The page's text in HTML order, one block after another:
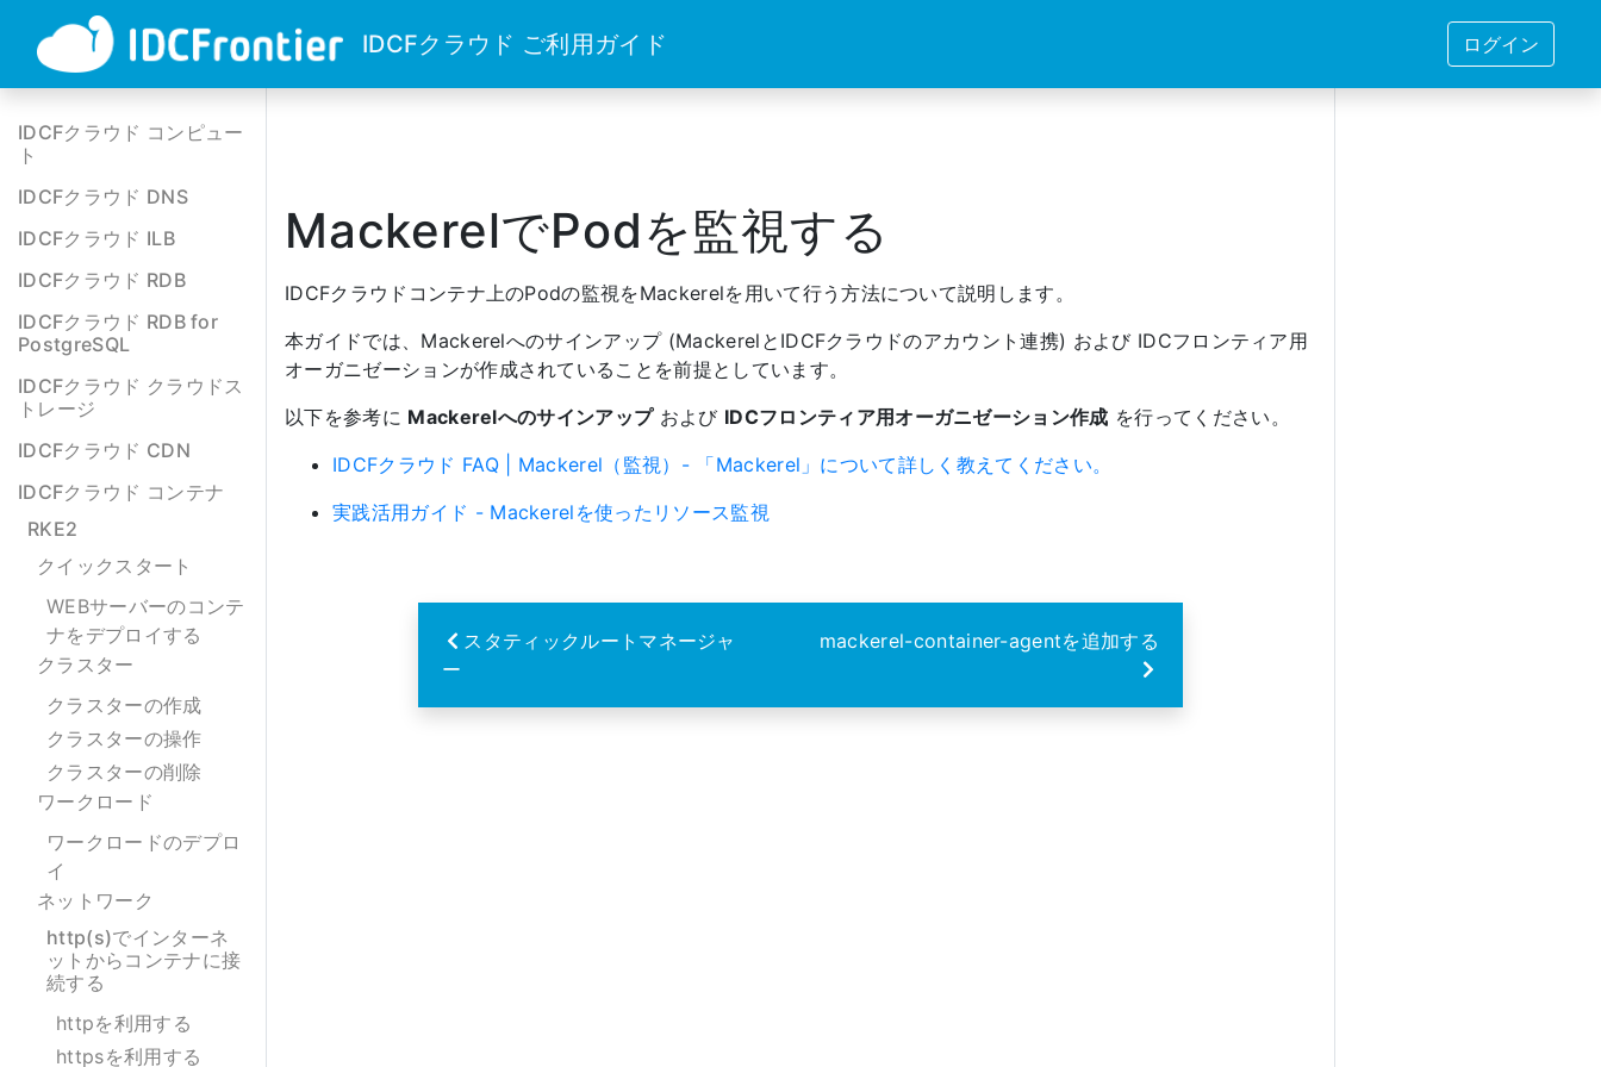
IDCFクラウド ご利用ガイド ログイン
IDCFクラウド コンピュー
ト
IDCFクラウド DNS
IDCFクラウド ILB
IDCFクラウド RDB
IDCFクラウド RDB for
PostgreSQL
IDCFクラウド クラウドス
トレージ
IDCFクラウド CDN
IDCFクラウド コンテナ
RKE2
クイックスタート
WEBサーバーのコンテ
ナをデプロイする
クラスター
クラスターの作成
クラスターの操作
クラスターの削除
ワークロード
ワークロードのデプロ
イ
ネットワーク
http(s)でインターネ
ットからコンテナに接
続する
httpを利用する
httpsを利用する
MackerelでPodを監視する
IDCFクラウドコンテナ上のPodの監視をMackerelを用いて行う方法について説明します。
本ガイドでは、Mackerelへのサインアップ (MackerelとIDCFクラウドのアカウント連携) および IDCフロンティア用
オーガニゼーションが作成されていることを前提としています。
以下を参考に Mackerelへのサインアップおよび IDCフロンティア用オーガニゼーション作成 を行ってください。
IDCFクラウド FAQ | Mackerel（監視）- 「Mackerel」について詳しく教えてください。
実践活用ガイド - Mackerelを使ったリソース監視
スタティックルートマネージャ
ー
mackerel-container-agentを追加する